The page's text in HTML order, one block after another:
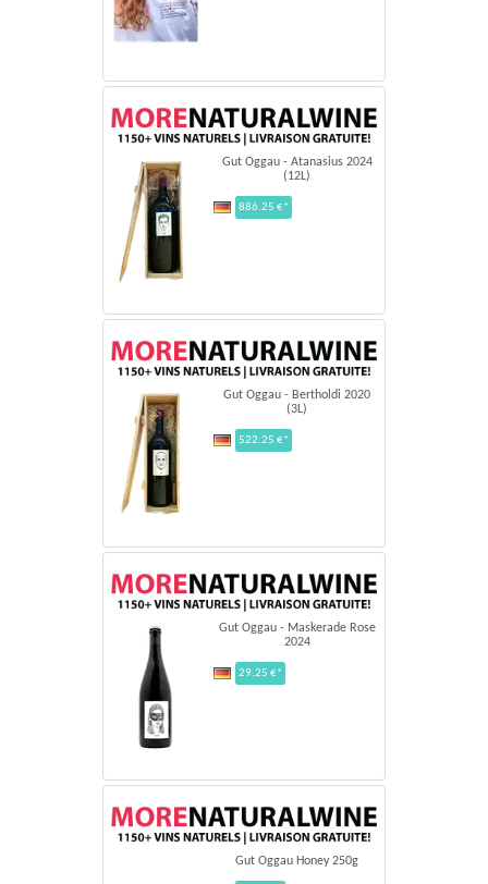
Gut Oggau - Atanasius 2024
(12L)
886.25 €*
Gut Oggau - Bertholdi 2020
(3L)
522.25 €*
Gut Oggau - Maskerade Rose
2024
29.25 €*
Gut Oggau Honey 250g